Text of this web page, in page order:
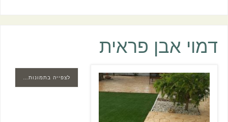
דמוי אבן פראית
לצפייה בתמונות…